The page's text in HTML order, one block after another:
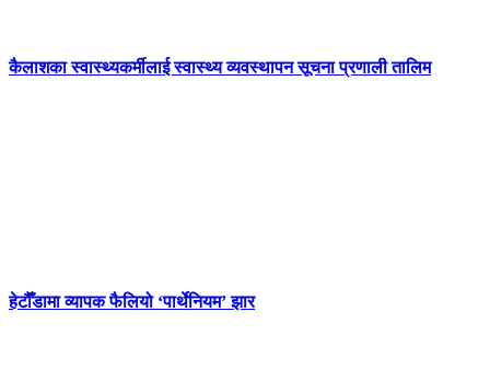
कैलाशका स्वास्थ्यकर्मीलाई स्वास्थ्य व्यवस्थापन सूचना प्रणाली तालिम
हेटौँडामा व्यापक फैलियो ‘पार्थेनियम’ झार